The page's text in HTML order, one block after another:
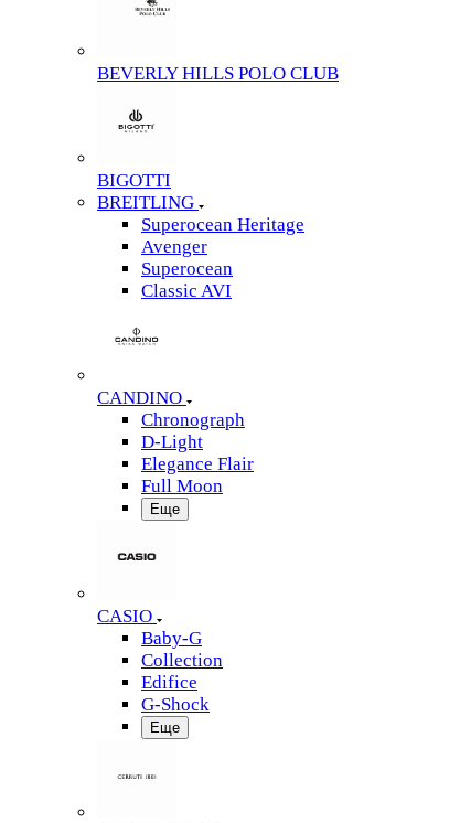
BEVERLY HILLS POLO CLUB
BIGOTTI
BREITLING
Superocean Heritage
Avenger
Superocean
Classic AVI
CANDINO
Chronograph
D-Light
Elegance Flair
Full Moon
Еще
CASIO
Baby-G
Collection
Edifice
G-Shock
Еще